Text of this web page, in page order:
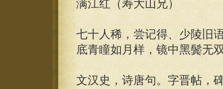
满江红（寿大山兄）
七十人稀，尝记得、少陵旧
底青瞳如月样，镜中黑鬓无
文汉史，诗唐句。字晋帖，